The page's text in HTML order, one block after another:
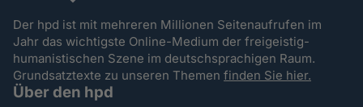
Der hpd ist mit mehreren Millionen Seitenaufrufen im
Jahr das wichtigste Online-Medium der freigeistig-
humanistischen Szene im deutschsprachigen Raum.
Grundsatztexte zu unseren Themenfinden Sie hier.
Über den hpd